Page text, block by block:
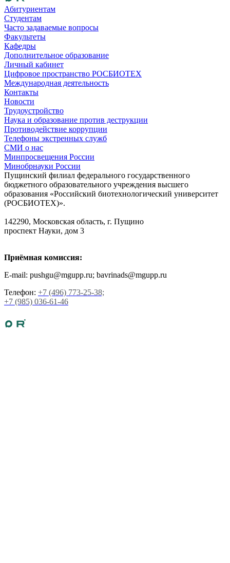
Абитуриентам
Студентам
Часто задаваемые вопросы
Факультеты
Кафедры
Дополнительное образование
Личный кабинет
Цифровое пространство РОСБИОТЕХ
Международная деятельность
Контакты
Новости
Трудоустройство
Наука и образование против деструкции
Противодействие коррупции
Телефоны экстренных служб
СМИ о нас
Минпросвещения России
Минобрнауки России
Пущинский филиал федерального государственного
бюджетного образовательного учреждения высшего
образования «Российский биотехнологический университет
(РОСБИОТЕХ)».
142290, Московская область, г. Пущино
проспект Науки, дом 3
Приёмная комиссия:
E-mail: pushgu@mgupp.ru; bavrinads@mgupp.ru
Телефон: +7 (496) 773-25-38;
+7 (985) 036-61-46